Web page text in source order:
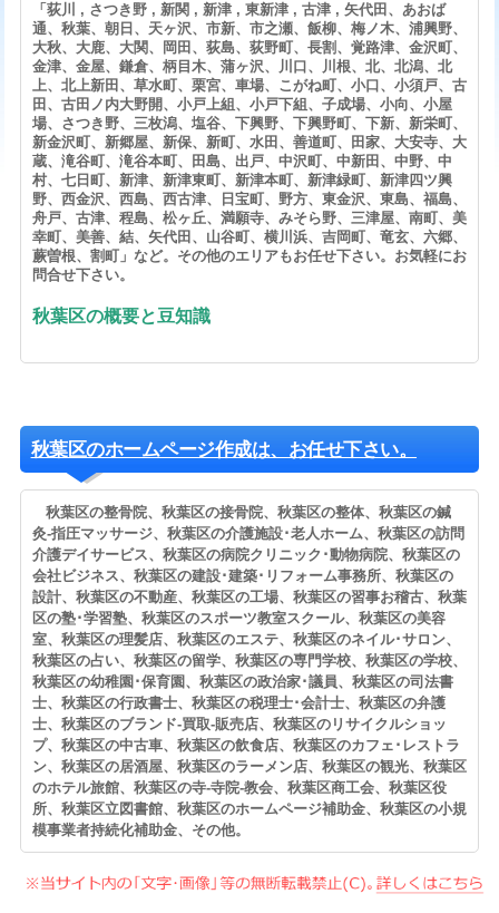
「荻川 , さつき野 , 新関 , 新津 , 東新津 , 古津 , 矢代田、あおば
通、秋葉、朝日、天ヶ沢、市新、市之瀬、飯柳、梅ノ木、浦興野、
大秋、大鹿、大関、岡田、荻島、荻野町、長割、覚路津、金沢町、
金津、金屋、鎌倉、柄目木、蒲ヶ沢、川口、川根、北、北潟、北
上、北上新田、草水町、栗宮、車場、こがね町、小口、小須戸、古
田、古田ノ内大野開、小戸上組、小戸下組、子成場、小向、小屋
場、さつき野、三枚潟、塩谷、下興野、下興野町、下新、新栄町、
新金沢町、新郷屋、新保、新町、水田、善道町、田家、大安寺、大
蔵、滝谷町、滝谷本町、田島、出戸、中沢町、中新田、中野、中
村、七日町、新津、新津東町、新津本町、新津緑町、新津四ツ興
野、西金沢、西島、西古津、日宝町、野方、東金沢、東島、福島、
舟戸、古津、程島、松ヶ丘、満願寺、みそら野、三津屋、南町、美
幸町、美善、結、矢代田、山谷町、横川浜、吉岡町、竜玄、六郷、
蕨曽根、割町」など。その他のエリアもお任せ下さい。お気軽にお
問合せ下さい。
秋葉区の概要と豆知識
秋葉区のホームページ作成は、お任せ下さい。
秋葉区の整骨院、秋葉区の接骨院、秋葉区の整体、秋葉区の鍼
灸-指圧マッサージ、秋葉区の介護施設･老人ホーム、秋葉区の訪問
介護デイサービス、秋葉区の病院クリニック･動物病院、秋葉区の
会社ビジネス、秋葉区の建設･建築･リフォーム事務所、秋葉区の
設計、秋葉区の不動産、秋葉区の工場、秋葉区の習事お稽古、秋葉
区の塾･学習塾、秋葉区のスポーツ教室スクール、秋葉区の美容
室、秋葉区の理髪店、秋葉区のエステ、秋葉区のネイル･サロン、
秋葉区の占い、秋葉区の留学、秋葉区の専門学校、秋葉区の学校、
秋葉区の幼稚園･保育園、秋葉区の政治家･議員、秋葉区の司法書
士、秋葉区の行政書士、秋葉区の税理士･会計士、秋葉区の弁護
士、秋葉区のブランド-買取-販売店、秋葉区のリサイクルショッ
プ、秋葉区の中古車、秋葉区の飲食店、秋葉区のカフェ･レストラ
ン、秋葉区の居酒屋、秋葉区のラーメン店、秋葉区の観光、秋葉区
のホテル旅館、秋葉区の寺-寺院-教会、秋葉区商工会、秋葉区役
所、秋葉区立図書館、秋葉区のホームページ補助金、秋葉区の小規
模事業者持続化補助金、その他。